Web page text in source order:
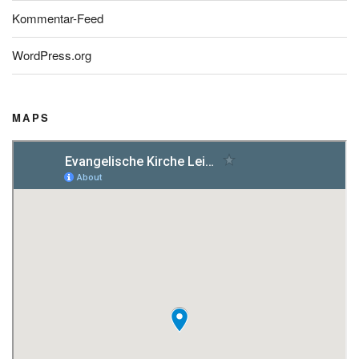
Kommentar-Feed
WordPress.org
MAPS